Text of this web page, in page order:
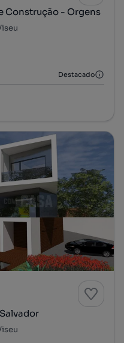
Construção - Orgens
Destacado